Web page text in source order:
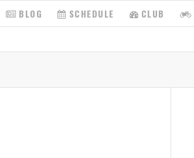
BLOG SCHEDULE CLUB